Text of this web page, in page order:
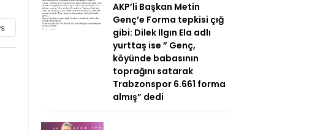
AKP’li Başkan Metin
Genç’e Forma tepkisi çığ
gibi: Dilek Ilgın Ela adlı
yurttaş ise ” Genç,
köyünde babasının
toprağını satarak
Trabzonspor 6.661 forma
almış” dedi